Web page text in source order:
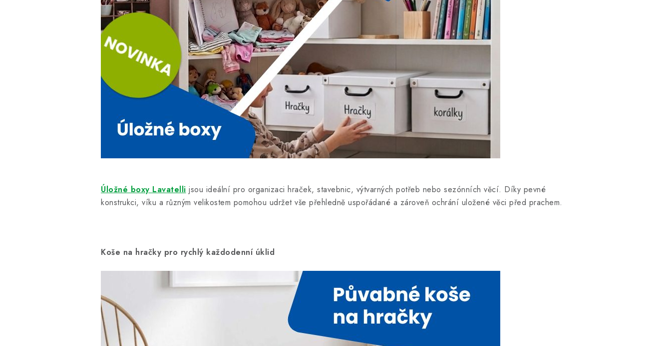
Úložné boxy Lavatelli jsou ideální pro organizaci hraček, stavebnic, výtvarných potřeb nebo sezónních věcí. Díky pevné
konstrukci, víku a různým velikostem pomohou udržet vše přehledně uspořádané a zároveň ochrání uložené věci před prachem.
Koše na hračky pro rychlý každodenní úklid